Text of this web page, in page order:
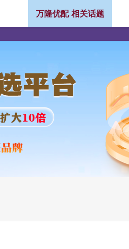
按天股票配资
万隆优配 相关话题